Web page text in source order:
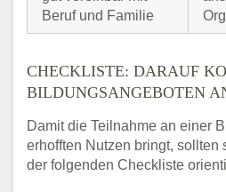
Beruf und Familie
CHECKLISTE: DARAUF
BILDUNGSANGEBOTEN
Damit die Teilnahme an einer
erhofften Nutzen bringt, sollten
der folgenden Checkliste